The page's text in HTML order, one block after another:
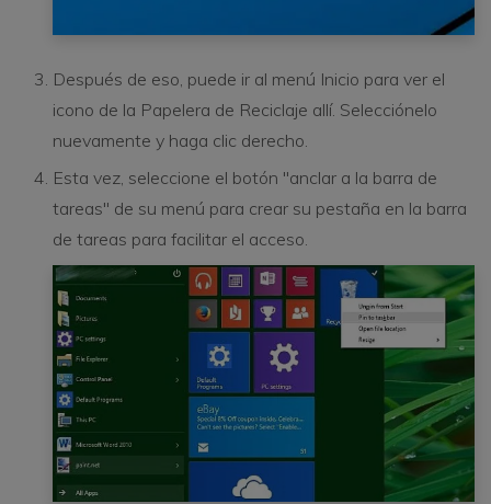
Después de eso, puede ir al menú Inicio para ver el
icono de la Papelera de Reciclaje allí. Selecciónelo
nuevamente y haga clic derecho.
Esta vez, seleccione el botón "anclar a la barra de
tareas" de su menú para crear su pestaña en la barra
de tareas para facilitar el acceso.